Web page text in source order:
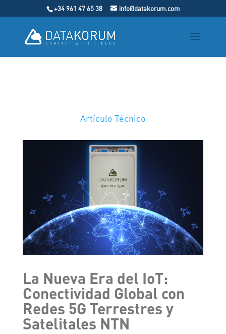
+34 961 47 65 38 info@datakorum.com
Artículo Técnico
La Nueva Era del IoT:
Conectividad Global con
Redes 5G Terrestres y
Satelitales NTN